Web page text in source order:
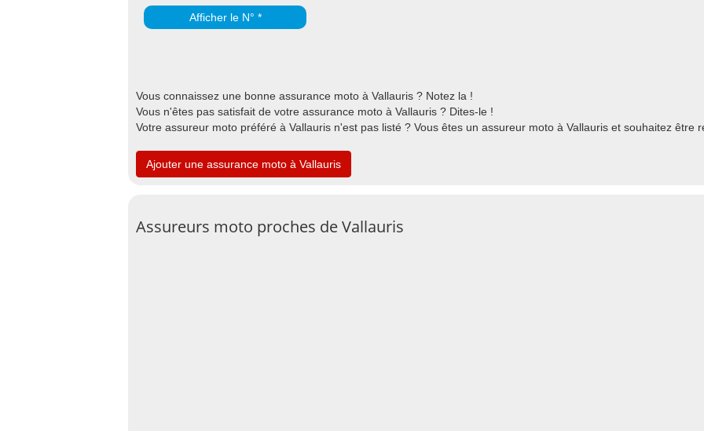
Afficher le N° *
Vous connaissez une bonne assurance moto à Vallauris ? Notez la !
Vous n'êtes pas satisfait de votre assurance moto à Vallauris ? Dites-le !
Votre assureur moto préféré à Vallauris n'est pas listé ? Vous êtes un assureur moto à Vallauris et souhaitez être
Ajouter une assurance moto à Vallauris
Assureurs moto proches de Vallauris